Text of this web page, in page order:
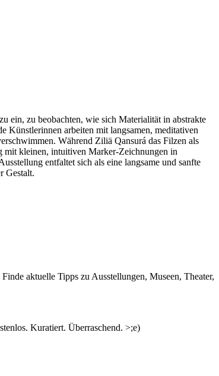
ein, zu beobachten, wie sich Materialität in abstrakte
Künstlerinnen arbeiten mit langsamen, meditativen
Während Ziliä Qansurá das Filzen als
mit kleinen, intuitiven Marker-Zeichnungen in
entfaltet sich als eine langsame und sanfte
Gestalt.
aktuelle Tipps zu Ausstellungen, Museen, Theater,
Kuratiert. Überraschend. >;e)